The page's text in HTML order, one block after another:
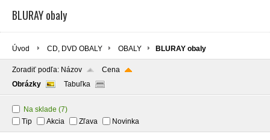
BLURAY obaly
Úvod CD, DVD OBALY OBALY BLURAY obaly
Zoradiť podľa: Názov
Cena
Obrázky
Tabuľka
Na sklade (7)
Tip
Akcia Zľava Novinka